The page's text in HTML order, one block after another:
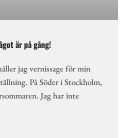
är på gång!
jag vernissage för min
På Söder i Stockholm,
Jag har inte